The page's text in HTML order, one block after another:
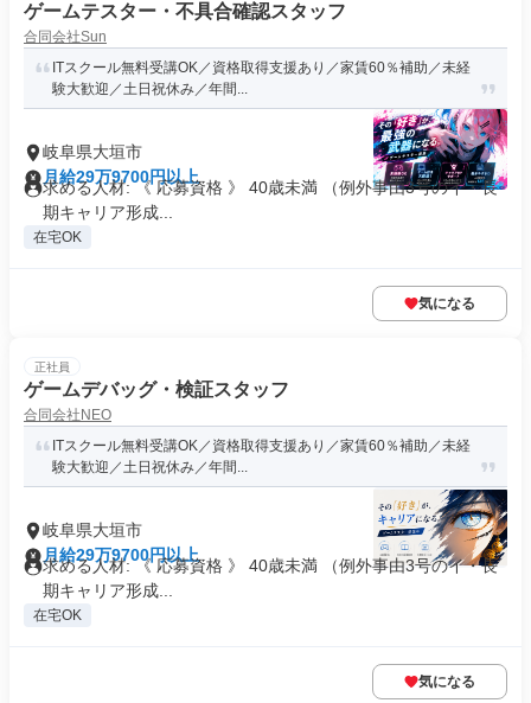
ゲームテスター・不具合確認スタッフ
合同会社Sun
ITスクール無料受講OK／資格取得支援あり／家賃60％補助／未経
験大歓迎／土日祝休み／年間...
岐阜県大垣市
月給29万9700円以上
求める人材: 《 応募資格 》 40歳未満 （例外事由3号のイ・長
期キャリア形成...
在宅OK
気になる
正社員
ゲームデバッグ・検証スタッフ
合同会社NEO
ITスクール無料受講OK／資格取得支援あり／家賃60％補助／未経
験大歓迎／土日祝休み／年間...
岐阜県大垣市
月給29万9700円以上
求める人材: 《 応募資格 》 40歳未満 （例外事由3号のイ・長
期キャリア形成...
在宅OK
気になる